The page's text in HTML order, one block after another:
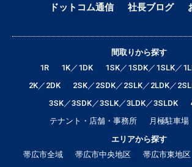
ドットコム通信 社長ブログ
間取りから探す
1R
1K／1DK
1SK／1SDK／1SLK／
2K／2DK
2SK／2SDK／2SLK／2LDK／
3SK／3SDK／3SLK／3LDK／3SLDK
テナント・店舗・事務所
月極駐車場
エリアから探す
帯広市全域
帯広市中央地区 帯広市東地区